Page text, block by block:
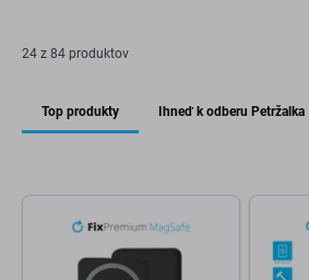
24 z 84 produktov
Top produkty Ihneď k odberu Petržalka